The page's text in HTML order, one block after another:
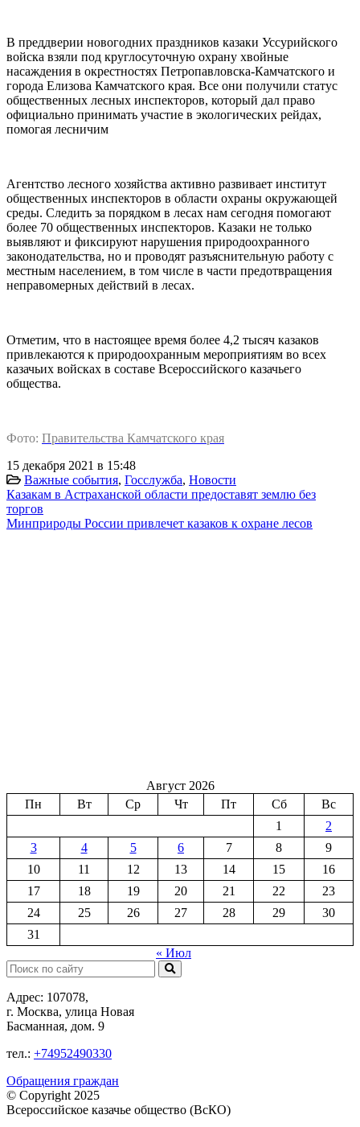
В преддверии новогодних праздников казаки Уссурийского
войска взяли под круглосуточную охрану хвойные
насаждения в окрестностях Петропавловска-Камчатского и
города Елизова Камчатского края. Все они получили статус
общественных лесных инспекторов, который дал право
официально принимать участие в экологических рейдах,
помогая лесничим
Агентство лесного хозяйства активно развивает институт
общественных инспекторов в области охраны окружающей
среды. Следить за порядком в лесах нам сегодня помогают
более 70 общественных инспекторов. Казаки не только
выявляют и фиксируют нарушения природоохранного
законодательства, но и проводят разъяснительную работу с
местным населением, в том числе в части предотвращения
неправомерных действий в лесах.
Отметим, что в настоящее время более 4,2 тысяч казаков
привлекаются к природоохранным мероприятиям во всех
казачьих войсках в составе Всероссийского казачьего
общества.
Фото: Правительства Камчатского края
15 декабря 2021 в 15:48
Важные события, Госслужба, Новости
Казакам в Астраханской области предоставят землю без
торгов
Минприроды России привлечет казаков к охране лесов
Август 2026
Пн
Вт Ср Чт Пт Сб
Вс
1
2
3
4 5 6 7 8
9
10
11 12 13 14 15
16
17
18 19 20 21 22
23
24
25 26 27 28 29
30
31
« Июл
Поиск:
Адрес: 107078,
г. Москва, улица Новая
Басманная, дом. 9
тел.: +74952490330
Обращения граждан
© Copyright 2025
Всероссийское казачье общество (ВсКО)